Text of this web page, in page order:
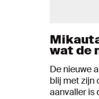
wat de
De nieuwe
blij met zijn
aanvaller is